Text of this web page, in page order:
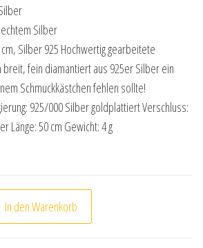
Silber
Silber 925 Hochwertig gearbeitete
breit, fein diamantiert aus 925er Silber ein
Schmuckkästchen fehlen sollte!
925/000 Silber goldplattiert Verschluss:
Länge: 50 cm Gewicht: 4 g
aus 925 Sterling Silber 50 cm
In den Warenkorb